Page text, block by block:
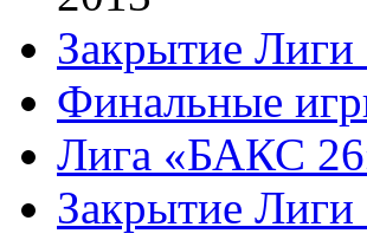
Закрытие
Финальные
Лига «БАКС
Закрытие